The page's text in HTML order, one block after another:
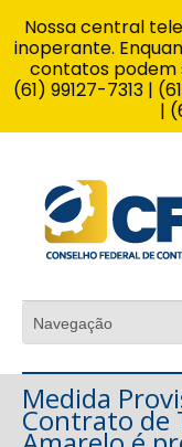
Medida
Contrato de
Nossa central
inoperante.
contatos podem
(61) 99127-7313 |
|